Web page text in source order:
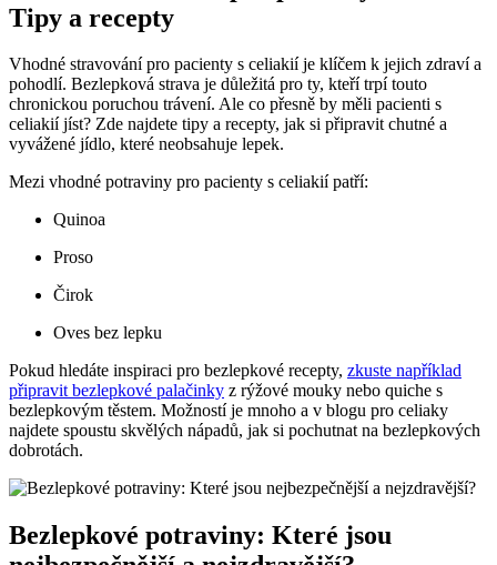
Tipy a recepty
Vhodné stravování pro pacienty s celiakií je klíčem k jejich zdraví a
pohodlí. Bezlepková strava je důležitá pro ty, kteří trpí touto
chronickou poruchou trávení. Ale co přesně by měli pacienti s
celiakií jíst? Zde najdete tipy a recepty, jak si připravit chutné a
vyvážené jídlo, které neobsahuje lepek.
Mezi vhodné potraviny pro pacienty s celiakií patří:
Quinoa
Proso
Čirok
Oves bez lepku
Pokud hledáte inspiraci pro bezlepkové recepty, zkuste například
připravit bezlepkové palačinky z rýžové mouky nebo quiche s
bezlepkovým těstem. Možností je mnoho a v blogu pro celiaky
najdete spoustu skvělých nápadů, jak si pochutnat na bezlepkových
dobrotách.
Bezlepkové potraviny: Které jsou